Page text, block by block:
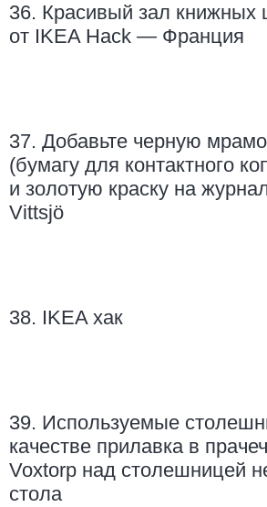
36. Красивый зал книжных
от IKEA Hack — Франция
37. Добавьте черную
(бумагу для контактного
и золотую краску на
Vittsjö
38. IKEA хак
39. Используемые
качестве прилавка в
Voxtorp над столешницей
стола